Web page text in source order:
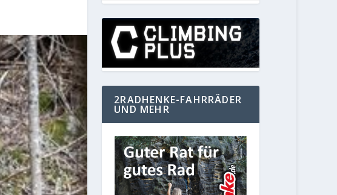
2RADHENKE-FAHRRÄDER
UND MEHR